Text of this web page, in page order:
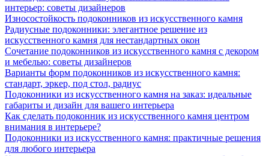
интерьер: советы дизайнеров
Износостойкость подоконников из искусственного камня
Радиусные подоконники: элегантное решение из
искусственного камня для нестандартных окон
Сочетание подоконников из искусственного камня с декором
и мебелью: советы дизайнеров
Варианты форм подоконников из искусственного камня:
стандарт, эркер, под стол, радиус
Подоконники из искусственного камня на заказ: идеальные
габариты и дизайн для вашего интерьера
Как сделать подоконник из искусственного камня центром
внимания в интерьере?
Подоконники из искусственного камня: практичные решения
для любого интерьера